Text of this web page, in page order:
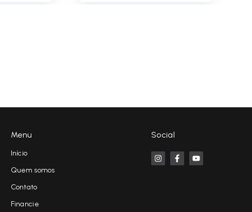
Menu
Início
Quem somos
Contato
Financie
Social